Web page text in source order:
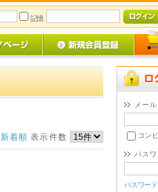
記憶
新着順 表示件数
メー
コン
パスワ
パスワー